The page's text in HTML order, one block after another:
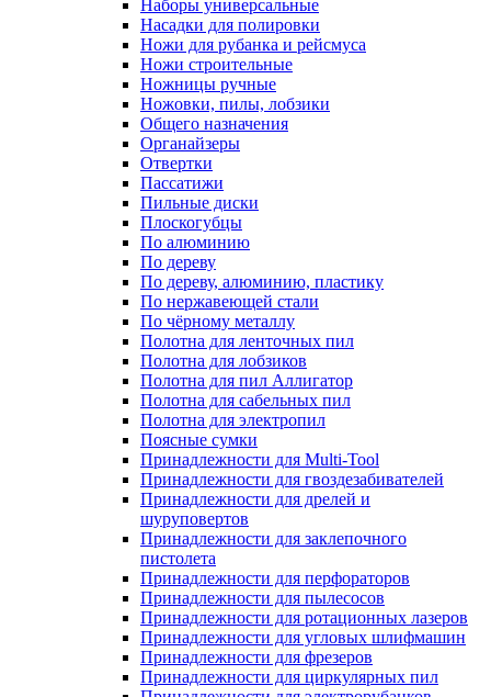
Наборы универсальные
Насадки для полировки
Ножи для рубанка и рейсмуса
Ножи строительные
Ножницы ручные
Ножовки, пилы, лобзики
Общего назначения
Органайзеры
Отвертки
Пассатижи
Пильные диски
Плоскогубцы
По алюминию
По дереву
По дереву, алюминию, пластику
По нержавеющей стали
По чёрному металлу
Полотна для ленточных пил
Полотна для лобзиков
Полотна для пил Аллигатор
Полотна для сабельных пил
Полотна для электропил
Поясные сумки
Принадлежности для Multi-Tool
Принадлежности для гвоздезабивателей
Принадлежности для дрелей и
шуруповертов
Принадлежности для заклепочного
пистолета
Принадлежности для перфораторов
Принадлежности для пылесосов
Принадлежности для ротационных лазеров
Принадлежности для угловых шлифмашин
Принадлежности для фрезеров
Принадлежности для циркулярных пил